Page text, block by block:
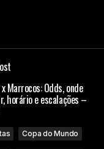
Marrocos: Odds, onde
horário e escalações –
Copa do Mundo